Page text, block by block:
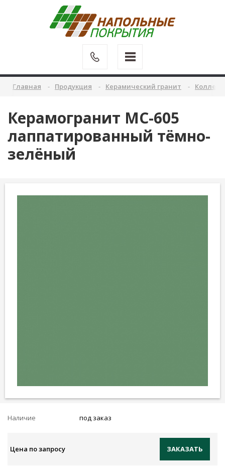
Главная Продукция Керамический гранит
Керамогранит MC-605
лаппатированный тёмно-
зелёный
Наличие под заказ
Цена по запросу ЗАКАЗАТЬ